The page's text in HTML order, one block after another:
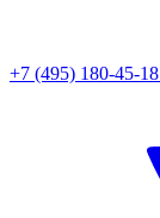
+7 (495) 180-45-18